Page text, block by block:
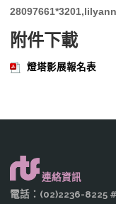
附件下載
燈塔影展報名表
連絡資訊
電話：(02)2236-8225